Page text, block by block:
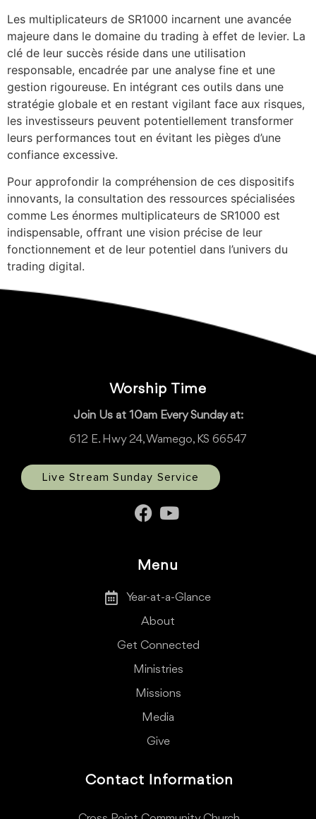
Les multiplicateurs de SR1000 incarnent une avancée
majeure dans le domaine du trading à effet de levier. La
clé de leur succès réside dans une utilisation
responsable, encadrée par une analyse fine et une
gestion rigoureuse. En intégrant ces outils dans une
stratégie globale et en restant vigilant face aux risques,
les investisseurs peuvent potentiellement transformer
leurs performances tout en évitant les pièges d’une
confiance excessive.
Pour approfondir la compréhension de ces dispositifs
innovants, la consultation des ressources spécialisées
comme Les énormes multiplicateurs de SR1000 est
indispensable, offrant une vision précise de leur
fonctionnement et de leur potentiel dans l’univers du
trading digital.
Worship Time
Join Us at 10am Every Sunday at:
612 E. Hwy 24, Wamego, KS 66547
Live Stream Sunday Service
Menu
Year-at-a-Glance
About
Get Connected
Ministries
Missions
Media
Give
Contact Information